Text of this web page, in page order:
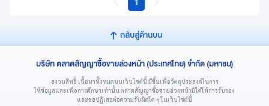
กลับสู่ด้านบน
บริษัท ตลาดสัญญาซื้อขายล่วงหน้า (ประเทศไทย) จำกัด (มหาชน)
สงวนสิทธิ์ เนื้อหาทั้งหมดบนเว็บไซต์นี้ มีขึ้นเพื่อวัตถุประสงค์ในการ
ให้ข้อมูลและเพื่อการศึกษาเท่านั้น ตลาดสัญญาซื้อขายล่วงหน้ามิได้ให้การรับรอง
และขอปฏิเสธต่อความรับผิดใด ๆ ในเว็บไซต์นี้